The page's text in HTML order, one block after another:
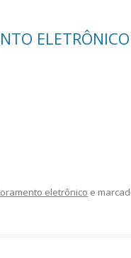
ELETRÔNICO
eletrônico e